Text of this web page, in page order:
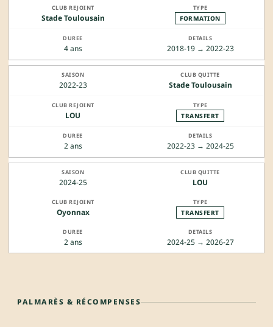
Stade Toulousain FORMATION
4 ans 2018-19 → 2022-23
2022-23 Stade Toulousain
LOU TRANSFERT
2 ans 2022-23 → 2024-25
2024-25 LOU
Oyonnax TRANSFERT
2 ans 2024-25 → 2026-27
PALMARÈS & RÉCOMPENSES